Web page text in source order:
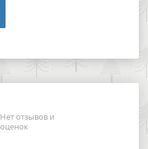
Нет отзывов и
оценок